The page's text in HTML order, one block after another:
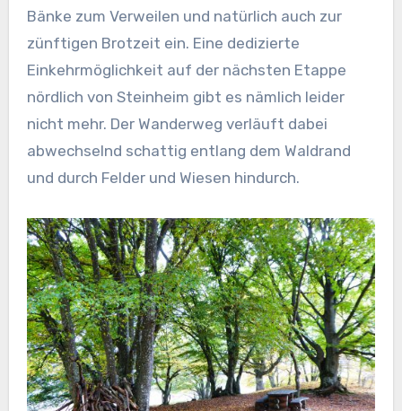
Bänke zum Verweilen und natürlich auch zur
zünftigen Brotzeit ein. Eine dedizierte
Einkehrmöglichkeit auf der nächsten Etappe
nördlich von Steinheim gibt es nämlich leider
nicht mehr. Der Wanderweg verläuft dabei
abwechselnd schattig entlang dem Waldrand
und durch Felder und Wiesen hindurch.